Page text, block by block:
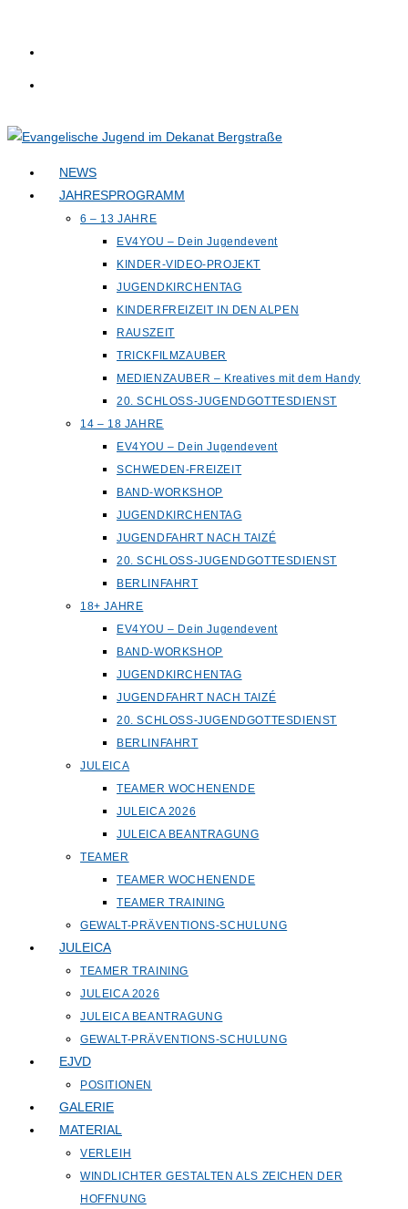
NEWS
JAHRESPROGRAMM
6 – 13 JAHRE
EV4YOU – Dein Jugendevent
KINDER-VIDEO-PROJEKT
JUGENDKIRCHENTAG
KINDERFREIZEIT IN DEN ALPEN
RAUSZEIT
TRICKFILMZAUBER
MEDIENZAUBER – Kreatives mit dem Handy
20. SCHLOSS-JUGENDGOTTESDIENST
14 – 18 JAHRE
EV4YOU – Dein Jugendevent
SCHWEDEN-FREIZEIT
BAND-WORKSHOP
JUGENDKIRCHENTAG
JUGENDFAHRT NACH TAIZÉ
20. SCHLOSS-JUGENDGOTTESDIENST
BERLINFAHRT
18+ JAHRE
EV4YOU – Dein Jugendevent
BAND-WORKSHOP
JUGENDKIRCHENTAG
JUGENDFAHRT NACH TAIZÉ
20. SCHLOSS-JUGENDGOTTESDIENST
BERLINFAHRT
JULEICA
TEAMER WOCHENENDE
JULEICA 2026
JULEICA BEANTRAGUNG
TEAMER
TEAMER WOCHENENDE
TEAMER TRAINING
GEWALT-PRÄVENTIONS-SCHULUNG
JULEICA
TEAMER TRAINING
JULEICA 2026
JULEICA BEANTRAGUNG
GEWALT-PRÄVENTIONS-SCHULUNG
EJVD
POSITIONEN
GALERIE
MATERIAL
VERLEIH
WINDLICHTER GESTALTEN ALS ZEICHEN DER
HOFFNUNG